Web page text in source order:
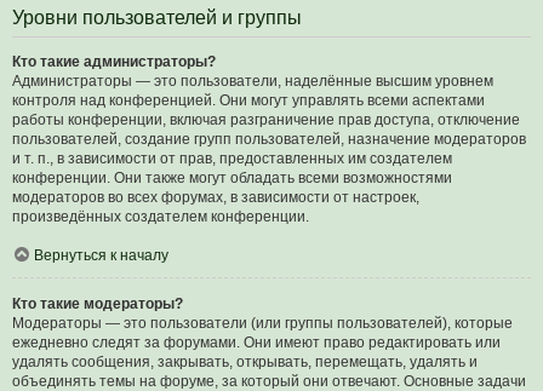
Уровни пользователей и группы
Кто такие администраторы?
Администраторы — это пользователи, наделённые высшим уровнем
контроля над конференцией. Они могут управлять всеми аспектами
работы конференции, включая разграничение прав доступа, отключение
пользователей, создание групп пользователей, назначение модераторов
и т. п., в зависимости от прав, предоставленных им создателем
конференции. Они также могут обладать всеми возможностями
модераторов во всех форумах, в зависимости от настроек,
произведённых создателем конференции.
Вернуться к началу
Кто такие модераторы?
Модераторы — это пользователи (или группы пользователей), которые
ежедневно следят за форумами. Они имеют право редактировать или
удалять сообщения, закрывать, открывать, перемещать, удалять и
объединять темы на форуме, за который они отвечают. Основные задачи